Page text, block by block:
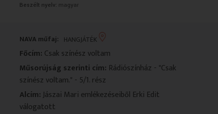
Beszélt nyelv: magyar
NAVA műfaj: HANGJÁTÉK
Főcím: Csak színész voltam
Műsorújság szerinti cím: Rádiószínház - "Csak
színész voltam." - 5/1. rész
Alcím:Jászai Mari emlékezéseiből Erki Edit
válogatott